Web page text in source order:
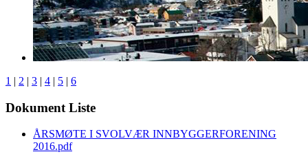
1 | 2 | 3 | 4 | 5 | 6
Dokument Liste
ÅRSMØTE I SVOLVÆR INNBYGGERFORENING
2016.pdf